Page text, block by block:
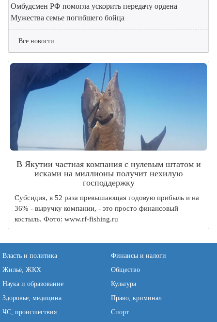
Омбудсмен РФ помогла ускорить передачу ордена
Мужества семье погибшего бойца
Все новости
В Якутии частная компания с нулевым штатом и
исками на миллионы получит нехилую
господдержку
Субсидия, в 52 раза превышающая годовую прибыль и на
36% - выручку компании, - это просто финансовый
костыль. Фото: www.rf-fishing.ru
Власть и политика
Финансы и налоги
Жильё, ЖКХ
Общество
Наука и образование
Культура
Здоровье, медицина
Право, криминал
ЧС, происшествия
Спорт